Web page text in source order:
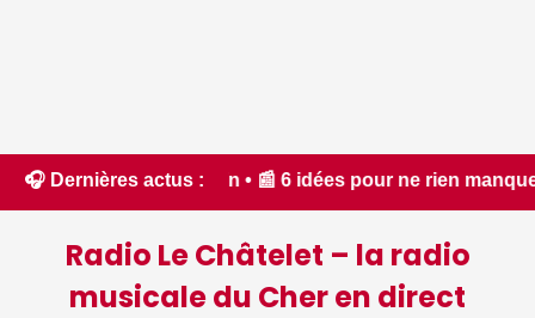
🎧 Dernières actus :
📰 6 idées pour ne rien manquer à Bourges
Radio Le Châtelet – la radio
musicale du Cher en direct